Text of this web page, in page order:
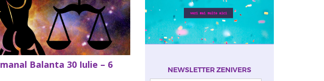
Balanta 30 Iulie – 6 NEWSLETTER ZENIVERS